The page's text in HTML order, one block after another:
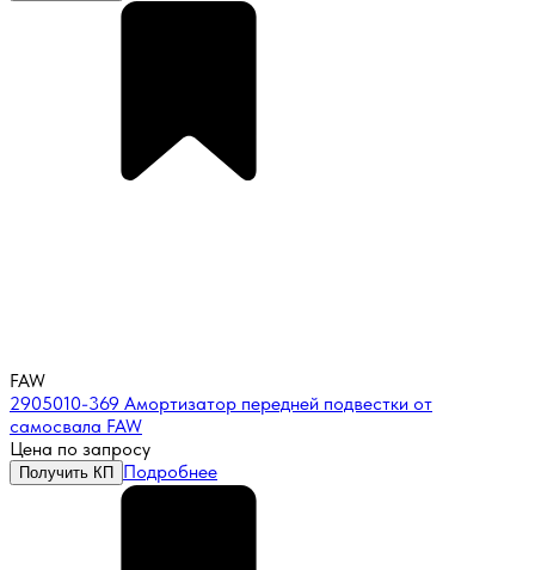
FAW
2905010-369 Амортизатор передней подвестки от
самосвала FAW
Цена по запросу
Получить КП Подробнее